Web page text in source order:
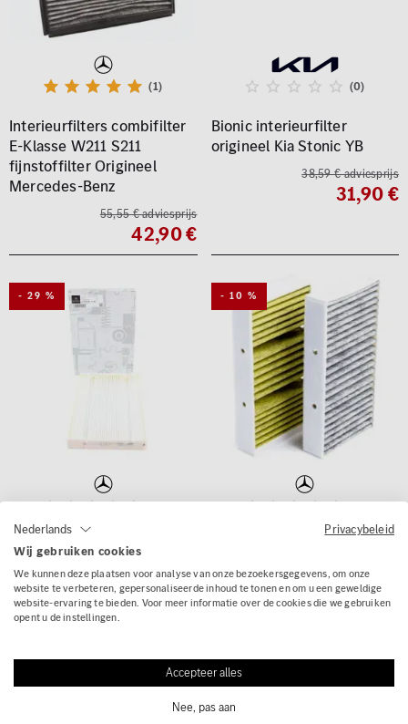
(1)
Interieurfilters combifilter
E-Klasse W211 S211
fijnstoffilter Origineel
Mercedes-Benz
55,55 € adviesprijs
42,90 €
(0)
Bionic interieurfilter
origineel Kia Stonic YB
38,59 € adviesprijs
31,90 €
- 29 %
(0)
Interieurfilter A9108301100
stoffilter Original
Mercedes-Benz
28,76 € adviesprijs
- 10 %
(0)
GL GLE GLS ML W166
fijnstoffilter P21 origineel
Mercedes-Benz
104,50 €
- 13 %
Nederlands
Privacybeleid
Wij gebruiken cookies
We kunnen deze plaatsen voor analyse van onze bezoekersgegevens, om onze
website te verbeteren, gepersonaliseerde inhoud te tonen en om u een geweldige
website-ervaring te bieden. Voor meer informatie over de cookies die we gebruiken
opent u de instellingen.
Accepteer alles
Nee, pas aan